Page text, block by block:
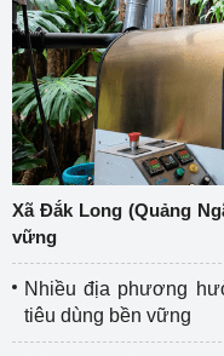
Xã Đắk Long (Quảng
vững
Nhiều địa phương
tiêu dùng bền vững